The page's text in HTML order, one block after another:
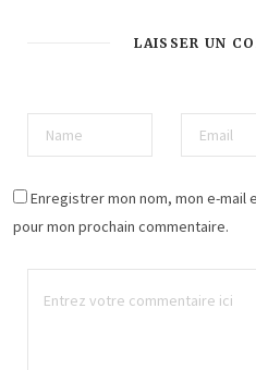
LAISSER UN
Enregistrer mon nom, mon e-mail
pour mon prochain commentaire.